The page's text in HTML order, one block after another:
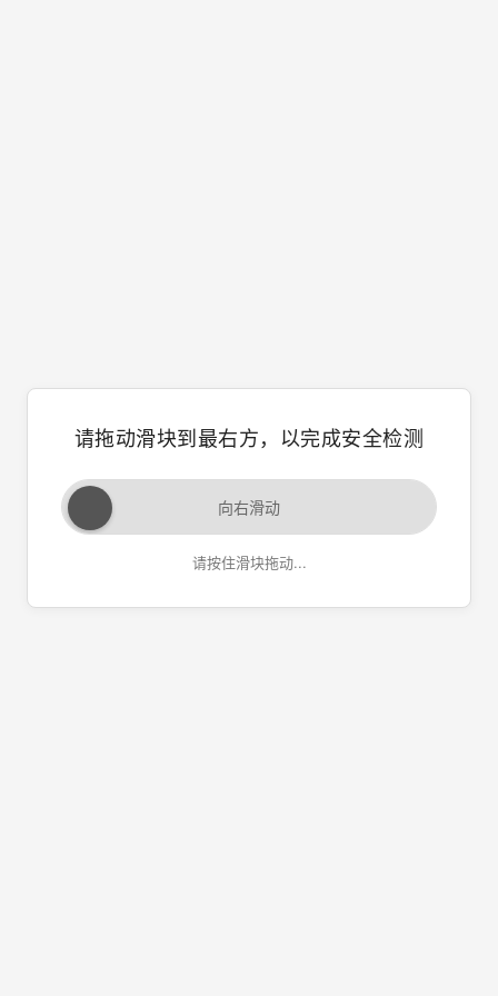
请拖动滑块到最右方，以完成安全检测
向右滑动
请按住滑块拖动...